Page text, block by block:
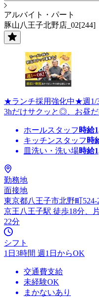
アルバイト・パート
豚山八王子北野店_02[244]
★ランチ採用強化中★週1/
3hだけサクッと◎、お昼
ホールスタッフ 時給
キッチンスタッフ 時
皿洗い・洗い場時給
勤務地
面接地
東京都八王子市北野町524-
京王八王子駅 徒歩18分、
22分
シフト
1日3時間 週1日からOK
交通費支給
未経験OK
まかないあり